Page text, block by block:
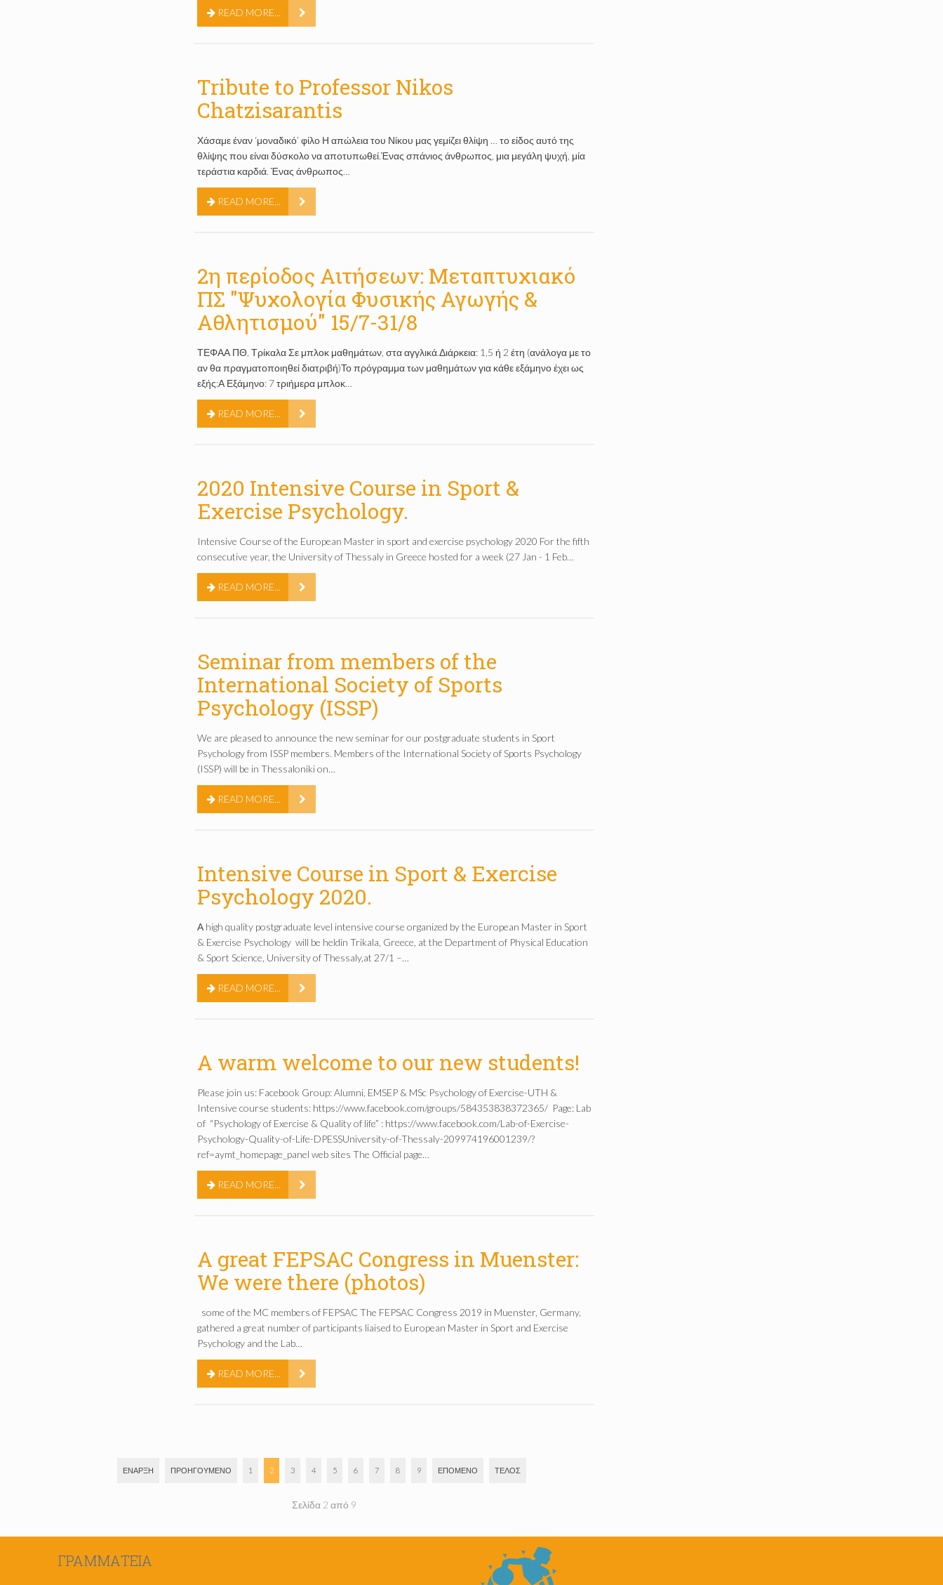
READ MORE...
Tribute to Professor Nikos
Chatzisarantis
Χάσαμε έναν ‘μοναδικό’ φίλο Η απώλεια του Νίκου μας γεμίζει θλίψη … το είδος αυτό της
θλίψης που είναι δύσκολο να αποτυπωθεί.Ένας σπάνιος άνθρωπος, μια μεγάλη ψυχή, μία
τεράστια καρδιά. Ένας άνθρωπος…
READ MORE...
2η περίοδος Αιτήσεων: Μεταπτυχιακό
ΠΣ "Ψυχολογία Φυσικής Αγωγής &
Αθλητισμού" 15/7-31/8
ΤΕΦΑΑ ΠΘ, Τρίκαλα Σε μπλοκ μαθημάτων, στα αγγλικά.Διάρκεια: 1,5 ή 2 έτη (ανάλογα με το
αν θα πραγματοποιηθεί διατριβή)Το πρόγραμμα των μαθημάτων για κάθε εξάμηνο έχει ως
εξής:Α Εξάμηνο: 7 τριήμερα μπλοκ…
READ MORE...
2020 Intensive Course in Sport &
Exercise Psychology.
Intensive Course of the European Master in sport and exercise psychology 2020 For the fifth
consecutive year, the University of Thessaly in Greece hosted for a week (27 Jan - 1 Feb…
READ MORE...
Seminar from members of the
International Society of Sports
Psychology (ISSP)
We are pleased to announce the new seminar for our postgraduate students in Sport
Psychology from ISSP members. Members of the International Society of Sports Psychology
(ISSP) will be in Thessaloniki on…
READ MORE...
Intensive Course in Sport & Exercise
Psychology 2020.
Α high quality postgraduate level intensive course organized by the European Master in Sport
& Exercise Psychology will be heldin Trikala, Greece, at the Department of Physical Education
& Sport Science, University of Thessaly,at 27/1 –…
READ MORE...
A warm welcome to our new students!
Please join us: Facebook Group: Alumni, EMSEP & MSc Psychology of Exercise-UTH &
Intensive course students: https://www.facebook.com/groups/584353838372365/ Page: Lab
of “Psychology of Exercise & Quality of life” : https://www.facebook.com/Lab-of-Exercise-
Psychology-Quality-of-Life-DPESSUniversity-of-Thessaly-209974196001239/?
ref=aymt_homepage_panel web sites The Official page…
READ MORE...
A great FEPSAC Congress in Muenster:
We were there (photos)
some of the MC members of FEPSAC The FEPSAC Congress 2019 in Muenster, Germany,
gathered a great number of participants liaised to European Master in Sport and Exercise
Psychology and the Lab…
READ MORE...
ΈΝΑΡΞΗ ΠΡΟΗΓΟΎΜΕΝΟ 1 2 3 4 5 6 7 8 9 ΕΠΌΜΕΝΟ ΤΈΛΟΣ
Σελίδα 2 από 9
ΓΡΑΜΜΑΤΕΊΑ